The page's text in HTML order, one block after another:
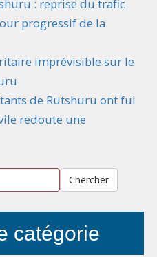
: reprise du trafic
progressif de la
imprévisible sur le
de Rutshuru ont fui
redoute une
Chercher
catégorie